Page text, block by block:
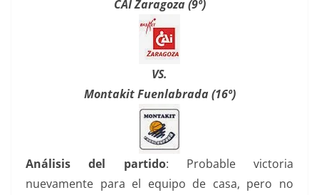
CAI Zaragoza (9º)
VS.
Montakit Fuenlabrada (16º)
Análisis del partido: Probable victoria
nuevamente para el equipo de casa, pero no